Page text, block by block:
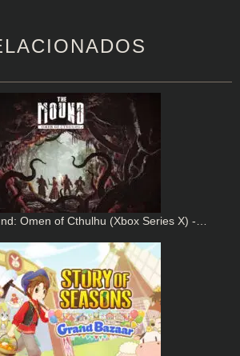
Omen of Cthulhu (Xbox Series X) -…